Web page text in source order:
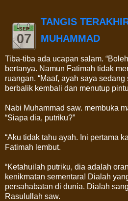
SEP
07
TANGIS
MUHAMMAD
Tiba-tiba ada ucapan salam.
bertanya. Namun Fatimah tidak
ruangan. “Maaf, ayah saya sedang
berbalik kembali dan menutup
Nabi Muhammad saw. membuka
“Siapa dia, putriku?”
“Aku tidak tahu ayah. Ini pertama
Fatimah lembut.
“Ketahuilah putriku, dia adalah
kenikmatan sementara! Dialah
persahabatan di dunia. Dialah
Rasulullah saw.